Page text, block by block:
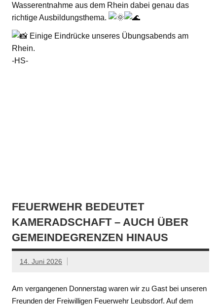
Wasserentnahme aus dem Rhein dabei genau das
richtige Ausbildungsthema.
Einige Eindrücke unseres Übungsabends am
Rhein.
-HS-
FEUERWEHR BEDEUTET
KAMERADSCHAFT – AUCH ÜBER
GEMEINDEGRENZEN HINAUS
14. Juni 2026
Am vergangenen Donnerstag waren wir zu Gast bei unseren
Freunden der Freiwilligen Feuerwehr Leubsdorf. Auf dem